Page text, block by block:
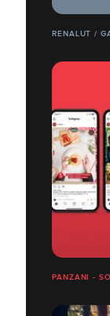
RENALUT /
PANZANI -